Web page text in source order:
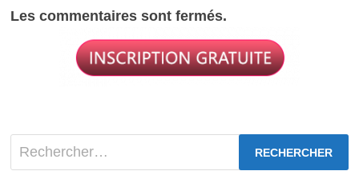
Les commentaires sont fermés.
Rechercher :